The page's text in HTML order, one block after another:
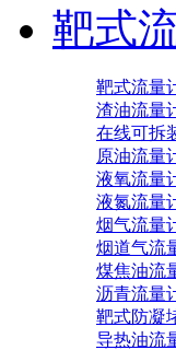
靶式
靶式流量
渣油流量
在线可拆
原油流量
液氧流量
液氮流量
烟气流量
烟道气流
煤焦油流
沥青流量
靶式防凝
导热油流